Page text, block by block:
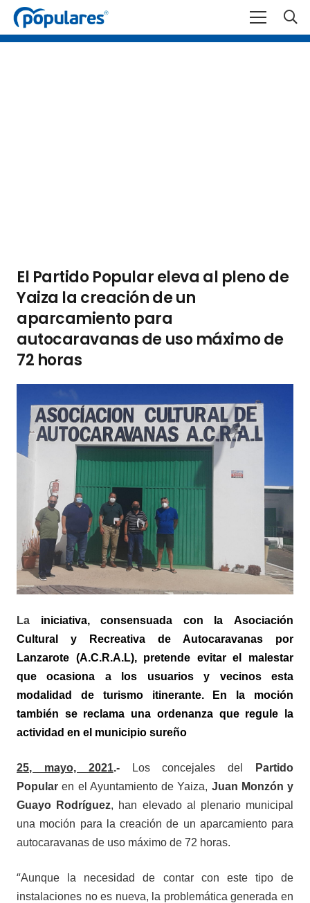
El Partido Popular eleva al pleno de
Yaiza la creación de un
aparcamiento para
autocaravanas de uso máximo de
72 horas
La iniciativa,consensuada con laAsociación
Cultural y Recreativa de Autocaravanas por
Lanzarote (A.C.R.A.L), pretende evitar el malestar
que ocasiona a los usuarios y vecinos esta
modalidad de turismo itinerante.
En la moción
también se reclama una ordenanza que regule la
actividad en el municipio sureño
25, mayo, 2021.- Los concejales del
Partido
Popularen el Ayuntamiento de Yaiza, Juan Monzón y
Guayo Rodríguez, han elevado al plenario municipal
una moción para la creación de un aparcamiento para
autocaravanas de uso máximo de 72 horas.
“Aunque la necesidad de contar con este tipo de
instalaciones no es nueva, la problemática generada en